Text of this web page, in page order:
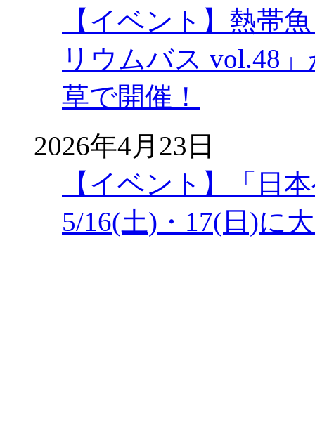
【イベント】熱帯
リウムバス vol.48
草で開催！
2026年4月23日
【イベント】「日
5/16(土)・17(日)に